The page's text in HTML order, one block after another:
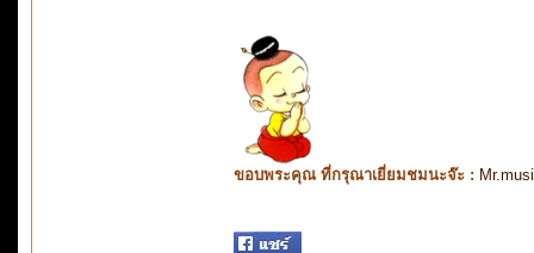
ขอบพระคุณ ที่กรุณาเยี่ยมชมนะจ๊ะ :